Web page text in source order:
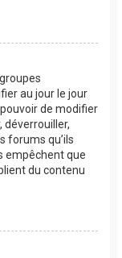
au jour le jour
de modifier
déverrouiller,
forums qu’ils
empêchent que
du contenu